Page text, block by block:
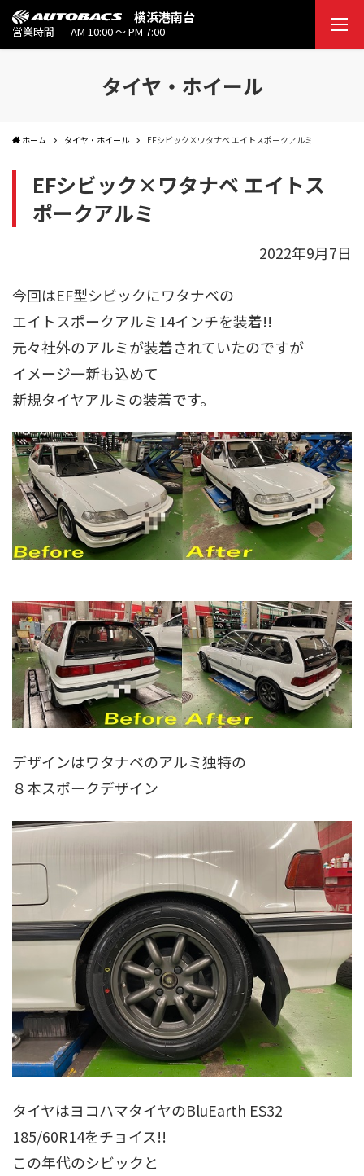
横浜港南台
営業時間 AM 10:00 ～ PM 7:00
タイヤ・ホイール
ホーム タイヤ・ホイール EFシビック×ワタナベ エイトスポークアルミ
EFシビック×ワタナベ エイトス
ポークアルミ
2022年9月7日
今回はEF型シビックにワタナベの
エイトスポークアルミ14インチを装着!!
元々社外のアルミが装着されていたのですが
イメージ一新も込めて
新規タイヤアルミの装着です。
デザインはワタナベのアルミ独特の
８本スポークデザイン
タイヤはヨコハマタイヤのBluEarth ES32
185/60R14をチョイス!!
この年代のシビックと